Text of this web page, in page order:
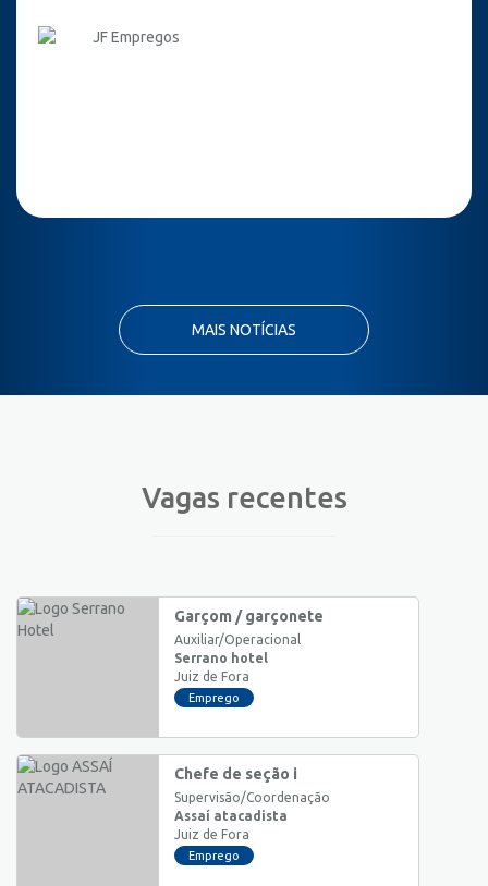
JF Empregos
MAIS NOTÍCIAS
Vagas recentes
Garçom / garçonete
Auxiliar/Operacional
Serrano hotel
Juiz de Fora
Emprego
Chefe de seção i
Supervisão/Coordenação
Assaí atacadista
Juiz de Fora
Emprego